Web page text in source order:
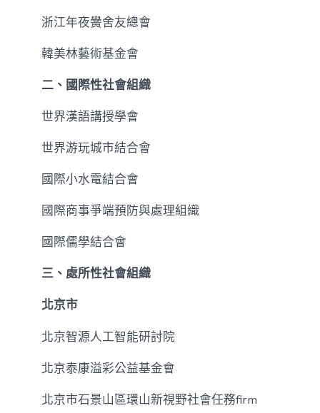
浙江年夜黌舍友總會
韓美林藝術基金會
二、國際性社會組織
世界漢語講授學會
世界游玩城市結合會
國際小水電結合會
國際商事爭端預防與處理組織
國際儒學結合會
三、處所性社會組織
北京市
北京智源人工智能研討院
北京泰康溢彩公益基金會
北京市石景山區環山新視野社會任務firm